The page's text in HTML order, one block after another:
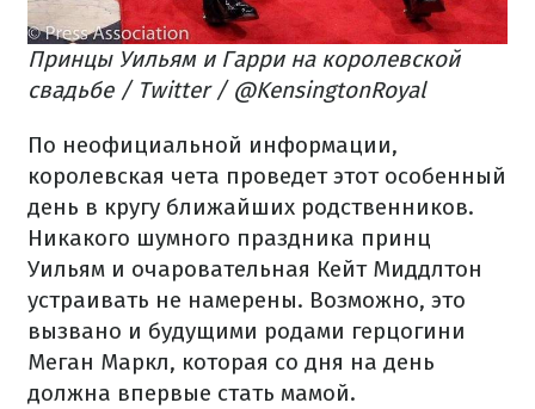
Принцы Уильям и Гарри на королевской
свадьбе / Twitter / @KensingtonRoyal
По неофициальной информации,
королевская чета проведет этот особенный
день в кругу ближайших родственников.
Никакого шумного праздника принц
Уильям и очаровательная Кейт Миддлтон
устраивать не намерены. Возможно, это
вызвано и будущими родами герцогини
Меган Маркл, которая со дня на день
должна впервые стать мамой.